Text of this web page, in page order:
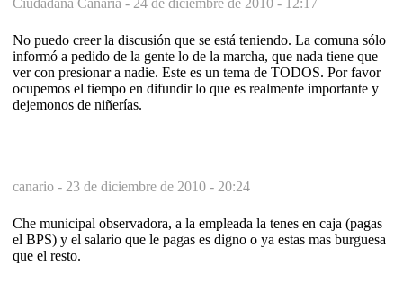
Ciudadana Canaria - 24 de diciembre de 2010 - 12:17
No puedo creer la discusión que se está teniendo. La comuna sólo
informó a pedido de la gente lo de la marcha, que nada tiene que
ver con presionar a nadie. Este es un tema de TODOS. Por favor
ocupemos el tiempo en difundir lo que es realmente importante y
dejemonos de niñerías.
canario - 23 de diciembre de 2010 - 20:24
Che municipal observadora, a la empleada la tenes en caja (pagas
el BPS) y el salario que le pagas es digno o ya estas mas burguesa
que el resto.